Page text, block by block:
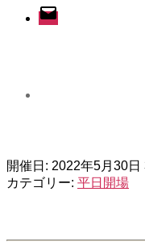
メ
ー
開催日: 2022年5月30日
カテゴリー: 平日開場